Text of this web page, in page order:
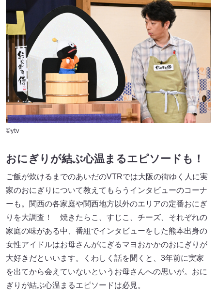
©ytv
おにぎりが結ぶ心温まるエピソードも！
ご飯が炊けるまでのあいだのVTRでは大阪の街ゆく人に実
家のおにぎりについて教えてもらうインタビューのコーナ
ーも。関西の各家庭や関西地方以外のエリアの定番おにぎ
りを大調査！ 焼きたらこ、すじこ、チーズ、それぞれの
家庭の味がある中、番組でインタビューをした熊本出身の
女性アイドルはお母さんがにぎるマヨおかかのおにぎりが
大好きだといいます。くわしく話を聞くと、3年前に実家
を出てから会えていないというお母さんへの思いが。おに
ぎりが結ぶ心温まるエピソードは必見。